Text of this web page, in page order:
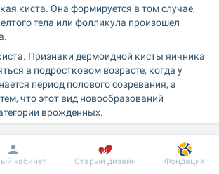
киста. Она формируется в том случае,
тела или фолликула произошел
Признаки дермоидной кисты яичника
в подростковом возрасте, когда у
период полового созревания, а
что этот вид новообразований
врожденных.
в гинекологической практике ее
редко. Причины возникновения кисты
Информация Пациенту
кабинет Старый дизайн Фондация